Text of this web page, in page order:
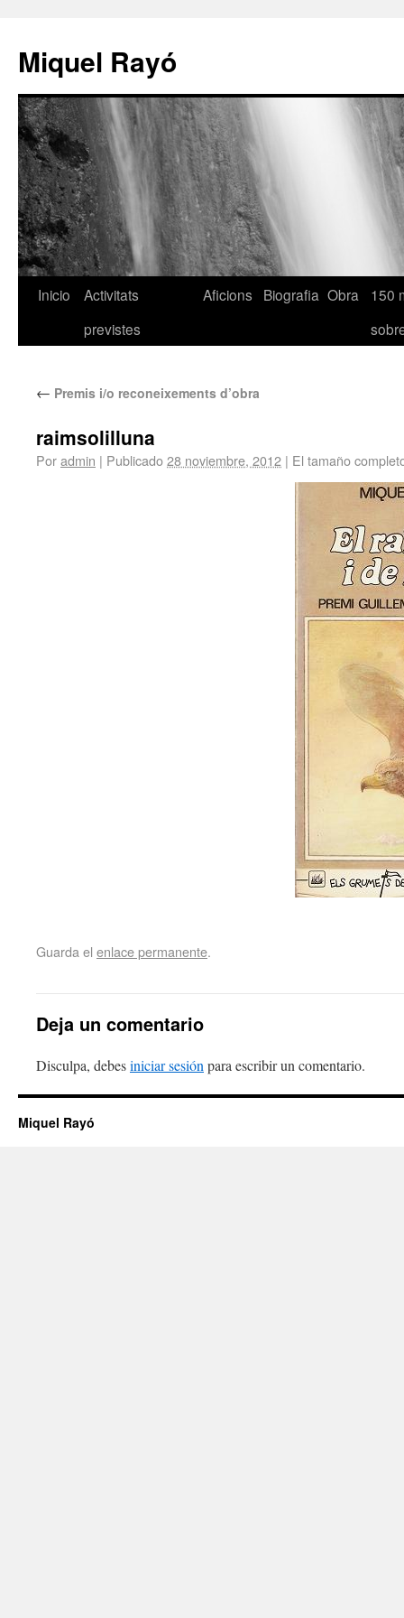
Miquel Rayó
Inicio
Activitats
previstes
Aficions Biografia Obra
150
← Premis i/o reconeixements d’obra
raimsolilluna
Poradmin | Publicado28 noviembre, 2012 | El tamaño
Guarda el enlace permanente.
Deja un comentario
Disculpa, debesiniciar sesión para escribir un comentario.
Miquel Rayó